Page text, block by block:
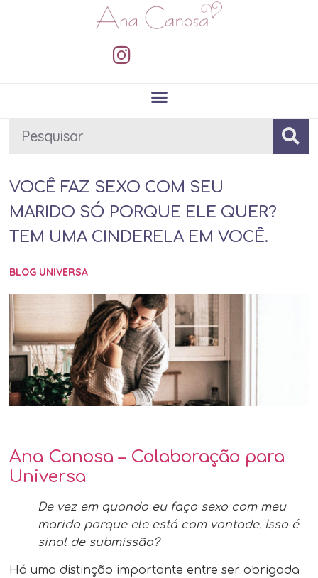
VOCÊ FAZ SEXO COM SEU
MARIDO SÓ PORQUE ELE QUER?
TEM UMA CINDERELA EM VOCÊ.
BLOG UNIVERSA
Ana Canosa – Colaboração para
Universa
De vez em quando eu faço sexo com meu
marido porque ele está com vontade. Isso é
sinal de submissão?
Há uma distinção importante entre ser obrigada